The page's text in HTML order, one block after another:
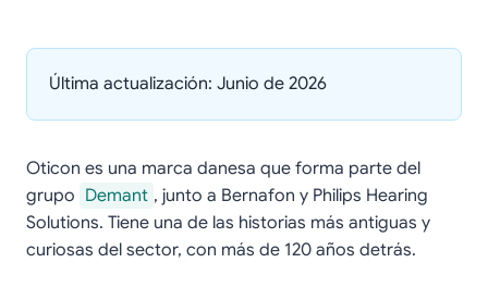
Última actualización: Junio de 2026
Oticon es una marca danesa que forma parte del
grupo Demant , junto a Bernafon y Philips Hearing
Solutions. Tiene una de las historias más antiguas y
curiosas del sector, con más de 120 años detrás.